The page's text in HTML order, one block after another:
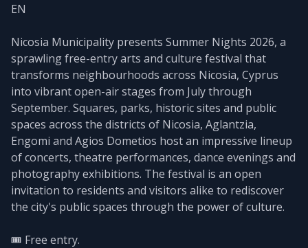
EN
Nicosia Municipality presents Summer Nights 2026, a
sprawling free-entry arts and culture festival that
transforms neighbourhoods across Nicosia, Cyprus
into vibrant open-air stages from July through
September. Squares, parks, historic sites and public
spaces across the districts of Nicosia, Aglantzia,
Engomi and Agios Dometios host an impressive lineup
of concerts, theatre performances, dance evenings and
photography exhibitions. The festival is an open
invitation to residents and visitors alike to rediscover
the city's public spaces through the power of culture.
🎟️ Free entry.